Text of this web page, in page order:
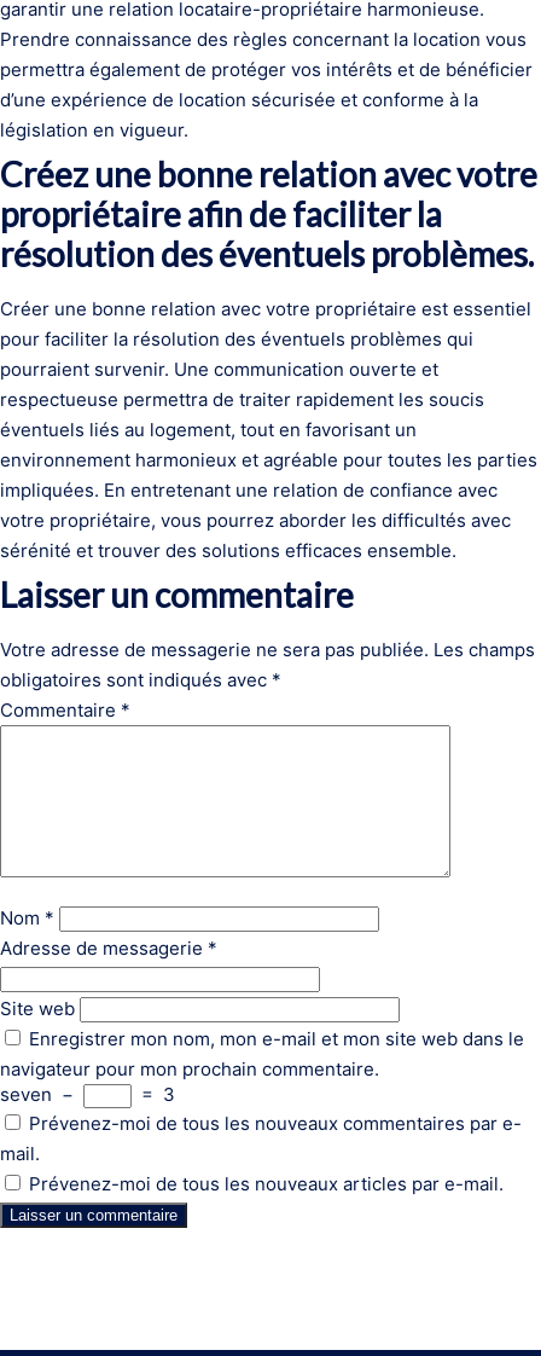
garantir une relation locataire-propriétaire harmonieuse.
Prendre connaissance des règles concernant la location vous
permettra également de protéger vos intérêts et de bénéficier
d’une expérience de location sécurisée et conforme à la
législation en vigueur.
Créez une bonne relation avec votre
propriétaire afin de faciliter la
résolution des éventuels problèmes.
Créer une bonne relation avec votre propriétaire est essentiel
pour faciliter la résolution des éventuels problèmes qui
pourraient survenir. Une communication ouverte et
respectueuse permettra de traiter rapidement les soucis
éventuels liés au logement, tout en favorisant un
environnement harmonieux et agréable pour toutes les parties
impliquées. En entretenant une relation de confiance avec
votre propriétaire, vous pourrez aborder les difficultés avec
sérénité et trouver des solutions efficaces ensemble.
Laisser un commentaire
Votre adresse de messagerie ne sera pas publiée. Les champs
obligatoires sont indiqués avec *
Commentaire *
Nom *
Adresse de messagerie *
Site web
Enregistrer mon nom, mon e-mail et mon site web dans le
navigateur pour mon prochain commentaire.
seven − = 3
Prévenez-moi de tous les nouveaux commentaires par e-
mail.
Prévenez-moi de tous les nouveaux articles par e-mail.